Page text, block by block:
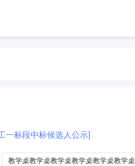
一标段中标候选人公示]
教学桌教学桌教学桌教学桌教学桌教学桌